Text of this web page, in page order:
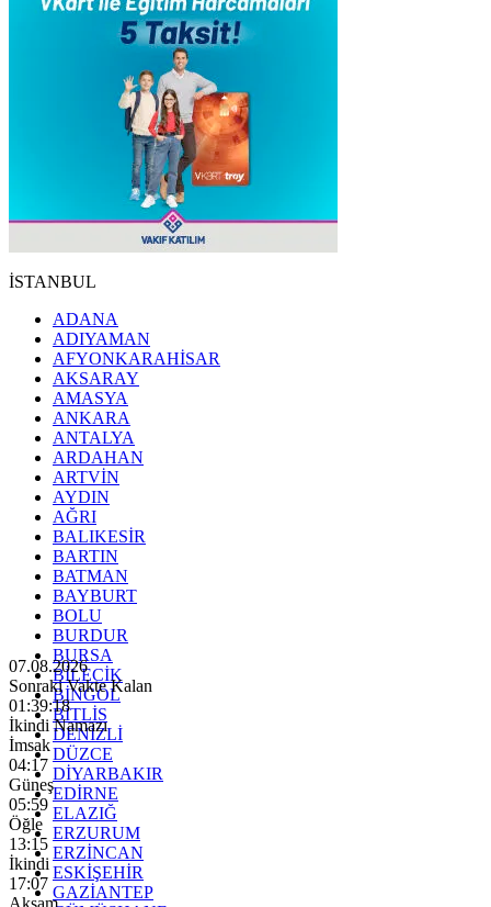
İSTANBUL
ADANA
ADIYAMAN
AFYONKARAHİSAR
AKSARAY
AMASYA
ANKARA
ANTALYA
ARDAHAN
ARTVİN
AYDIN
AĞRI
BALIKESİR
BARTIN
BATMAN
BAYBURT
BOLU
BURDUR
BURSA
BİLECİK
BİNGÖL
BİTLİS
DENİZLİ
DÜZCE
DİYARBAKIR
EDİRNE
ELAZIĞ
ERZURUM
ERZİNCAN
ESKİŞEHİR
GAZİANTEP
07.08.2026
Sonraki Vakte Kalan
01:39:16
İkindi Namazı
İmsak
04:17
Güneş
05:59
Öğle
13:15
İkindi
17:07
Akşam